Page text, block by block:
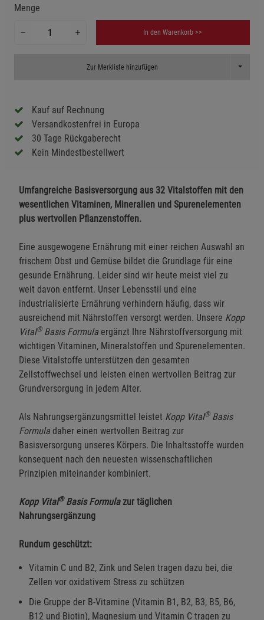
Menge
In den Warenkorb >>
Zur Merkliste hinzufügen Toggle
Kauf auf Rechnung
Versandkostenfrei in Europa
30 Tage Rückgaberecht
Kein Mindestbestellwert
Umfangreiche Basisversorgung aus 32 Vitalstoffen mit den
wesentlichen Vitaminen, Mineralien und Spurenelementen
plus wertvollen Pflanzenstoffen.
Eine ausgewogene Ernährung mit einer reichen Auswahl an
frischem Obst und Gemüse bildet die Grundlage für eine
gesunde Ernährung. Leider sind wir heute meist viel zu
weit davon entfernt. Unser Lebensstil und eine
industrialisierte Ernährung verhindern häufig, dass wir
ausreichend mit Nährstoffen versorgt werden. Unsere Kopp
Vital®Basis Formula ergänzt Ihre Nährstoffversorgung mit
wichtigen Vitaminen, Mineralstoffen und Spurenelementen.
Diese Vitalstoffe unterstützen den gesamten
Zellstoffwechsel und leisten einen wertvollen Beitrag zur
Grundversorgung in jedem Alter.
Als Nahrungsergänzungsmittel leistet Kopp Vital®Basis
Formula daher einen wertvollen Beitrag zur
Basisversorgung unseres Körpers. Die Inhaltsstoffe wurden
konsequent nach den neuesten wissenschaftlichen
Prinzipien miteinander kombiniert.
Kopp Vital®Basis Formulazur täglichen
Nahrungsergänzung
Rundum geschützt:
Vitamin C und B2, Zink und Selen tragen dazu bei, die
Zellen vor oxidativem Stress zu schützen
Die Gruppe der B-Vitamine (Vitamin B1, B2, B3, B5, B6,
B12 und Biotin), Magnesium und Vitamin C tragen zu